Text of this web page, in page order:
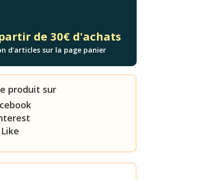
de 30€ d'achats
d’articles sur la page panier
produit sur
Like